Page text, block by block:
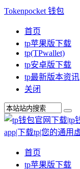
Tokenpocket 钱包
首页
tp苹果版下载
tp(TPwallet)
tp安卓版下载
tp最新版本资讯
关闭
首页
tp苹果版下载